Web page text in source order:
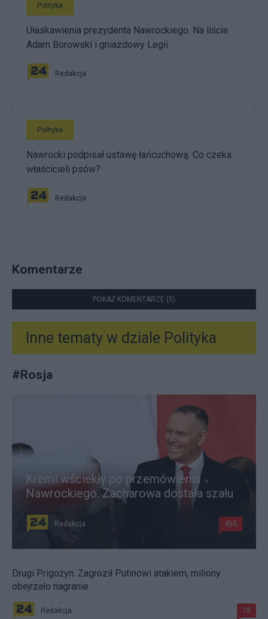
Polityka
Ułaskawienia prezydenta Nawrockiego. Na liście
Adam Borowski i gniazdowy Legii
Redakcja
Polityka
Nawrocki podpisał ustawę łańcuchową. Co czeka
właścicieli psów?
Redakcja
Komentarze
POKAŻ KOMENTARZE (5)
Inne tematy w dziale Polityka
#Rosja
Kreml wściekły po przemówieniu
Nawrockiego. Zacharowa dostała szału
Redakcja 455
Drugi Prigożyn. Zagroził Putinowi atakiem, miliony
obejrzało nagranie
Redakcja 78